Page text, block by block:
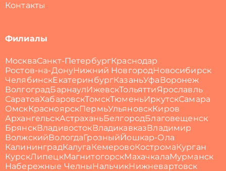
Контакты
Филиалы
МоскваСанкт-ПетербургКраснодар
Ростов-на-ДонуНижний НовгородНовосибирск
ЧелябинскЕкатеринбургКазаньУфа Воронеж
ВолгоградБарнаулИжевскТольяттиЯрославль
СаратовХабаровскТомскТюменьИркутскСамара
ОмскКрасноярскПермьУльяновскКиров
АрхангельскАстраханьБелгородБлаговещенск
БрянскВладивостокВладикавказВладимир
ВолжскийВологдаГрозныйЙошкар-Ола
КалининградКалуга КемеровоКостромаКурган
КурскЛипецкМагнитогорскМахачкалаМурманск
Набережные Челны НальчикНижневартовск